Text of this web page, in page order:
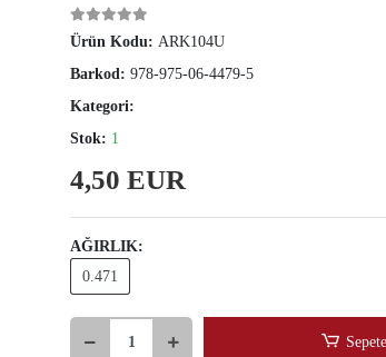
Ürün Kodu:ARK104U
Barkod:978-975-06-4479-5
Kategori:
Stok: 1
4,50 EUR
AĞIRLIK:
0.471